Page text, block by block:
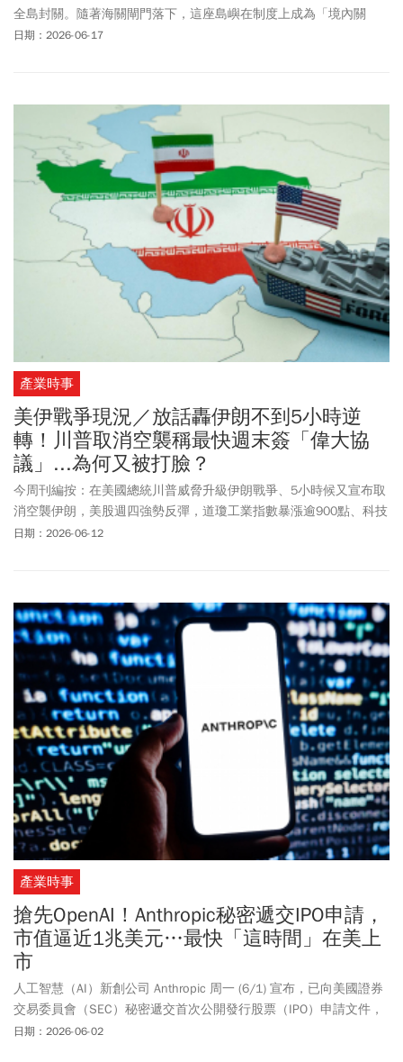
全島封關。隨著海關閘門落下，這座島嶼在制度上成為「境內關
外」。若將鏡頭拉高，這不只是海南的一小步，更是習近平執政以
日期：2026-06-17
產業時事
美伊戰爭現況／放話轟伊朗不到5小時逆
轉！川普取消空襲稱最快週末簽「偉大協
議」...為何又被打臉？
今周刊編按：在美國總統川普威脅升級伊朗戰爭、5小時候又宣布取
消空襲伊朗，美股週四強勢反彈，道瓊工業指數暴漲逾900點、科技
股全面回神，而國際油價更急瀉超過4%，費城半導體指數則大漲近
此才決定取消原定的空襲轟炸行動。不過，川普的說法遭到伊朗方
面潑冷水。伊朗媒體報導稱，德黑蘭尚未批准任何協議文本；以色
列媒體也報導，以色列官員對川普的說法宣布感到意外。原先外界
認為油價會再次受到波動，但隨著川普宣布取消軍事行動後，市場
對原油供應中斷的擔憂迅速降溫。布蘭特原油期貨大跌逾4%，跌破
每桶90美元；西德州原油 (WTI) 亦下跌超過 4%，回落至每桶87美元
左右。
日期：2026-06-12
產業時事
搶先OpenAI！Anthropic秘密遞交IPO申請，
市值逼近1兆美元…最快「這時間」在美上
市
人工智慧（AI）新創公司 Anthropic 周一 (6/1) 宣布，已向美國證券
交易委員會（SEC）秘密遞交首次公開發行股票（IPO）申請文件，
為最快今年秋季上市
日期：2026-06-02